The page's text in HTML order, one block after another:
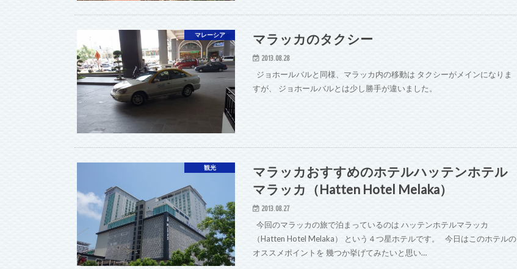
マレーシア マラッカのタクシー
2013.08.28
ジョホールバルと同様、マラッカ内の移動は タクシーがメインになりま
すが、 ジョホールバルとは少し勝手が違いました。
観光
マラッカおすすめのホテルハッテンホテル
マラッカ（Hatten Hotel Melaka）
2013.08.27
今回のマラッカの旅で泊まっているのは ハッテンホテルマラッカ
（Hatten Hotel Melaka） という４つ星ホテルです。 今日はこのホテルの
オススメポイントを 幾つか挙げてみたいと思い…